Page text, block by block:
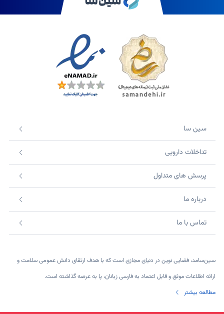
سین سا
تداخلات دارویی
پرسش های متداول
درباره ما
تماس با ما
سین‌سامد، فضایی نوین در دنیای مجازی است که با هدف ارتقای دانش عمومی سلامت و
ارائه اطلاعات موثق و قابل اعتماد به فارسی زبانان، پا به عرصه گذاشته است.
مطالعه بیشتر